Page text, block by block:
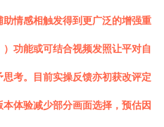
情感相触发得到更广泛的增强重
功能或可结合视频发照让平对自
考。目前实操反馈亦初获改评定
体验减少部分画面选择，预估因